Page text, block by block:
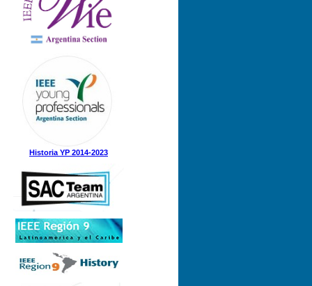
3 (21-08-2024)
2 (12-08-2024)
1 (31-05-2024)
2 (28-09-2023)
1 (07-09-2023)
7 (21-11-2022)
Historia YP 2014-2023